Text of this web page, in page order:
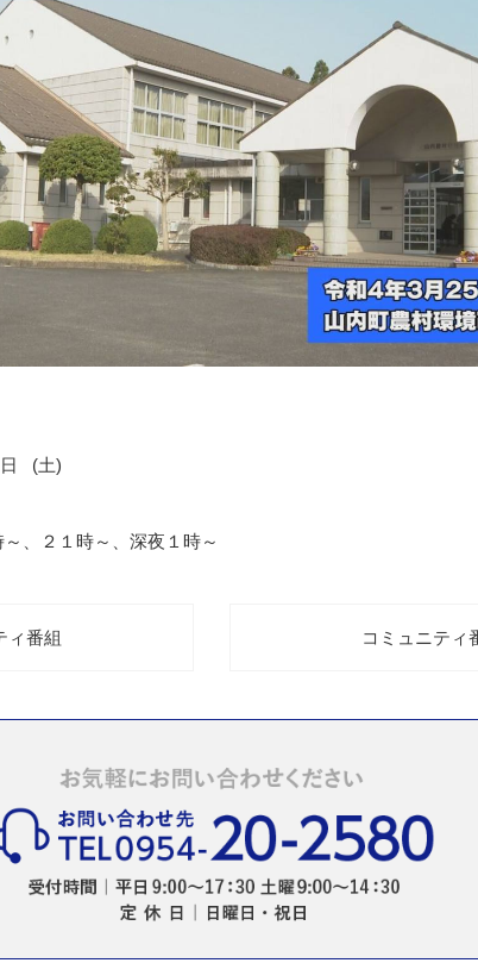
日 (土)
、２１時～、深夜１時～
ィ番組 コミュニティ